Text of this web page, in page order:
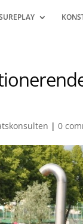
|0